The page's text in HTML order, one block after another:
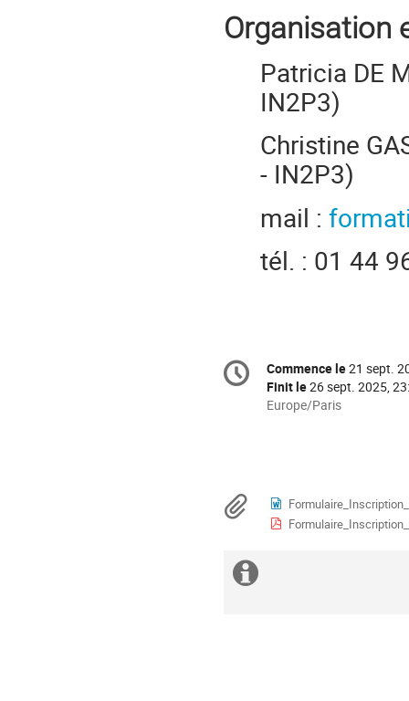
Organisation
Patricia DE
IN2P3)
Christine
- IN2P3)
mail :
tél. : 01 44
Information
de
Date/Heure
Commence le21 sept.
Finit le26 sept. 2025,
Toutes
Europe/Paris
Europe/Paris
Documents